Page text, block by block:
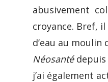
abusivement
croyance. Bref,
d’eau au
Néosantédepuis
j’ai également